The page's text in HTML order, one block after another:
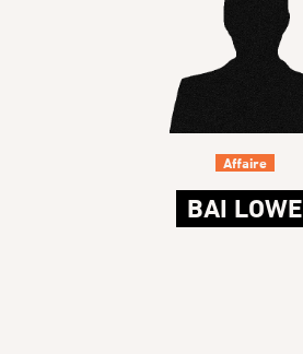
Affaire
BAI LOWE